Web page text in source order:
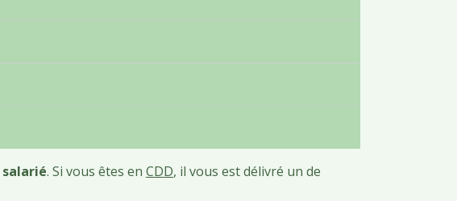
salarié. Si vous êtes en CDD, il vous est délivré un de